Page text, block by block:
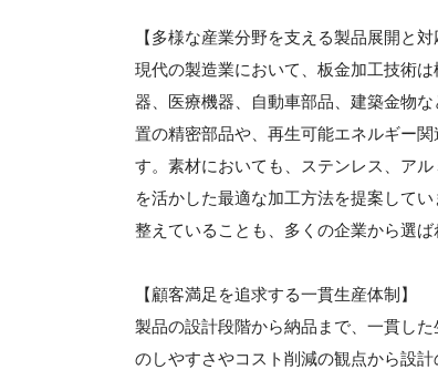
【多様な産業分野を支える製品展開と対
現代の製造業において、板金加工技術
器、医療機器、自動車部品、建築金物
置の精密部品や、再生可能エネルギー
す。素材においても、ステンレス、ア
を活かした最適な加工方法を提案して
整えていることも、多くの企業から選ば
【顧客満足を追求する一貫生産体制】
製品の設計段階から納品まで、一貫し
のしやすさやコスト削減の観点から設